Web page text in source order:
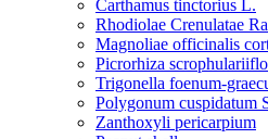
Carthamus tinctorius L.
Rhodiolae Crenulatae
Magnoliae officinalis
Picrorhiza
Trigonella foenum-
Polygonum cuspidatum
Zanthoxyli pericarpium